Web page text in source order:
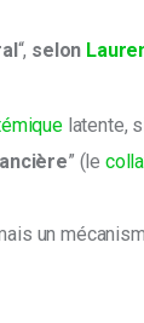
“, selon
latente,
” (le
un